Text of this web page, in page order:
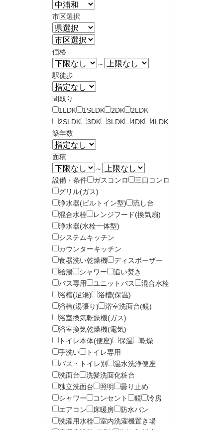
市区選択
価格
～
駅徒歩
間取り
1LDK
1SLDK 2DK
2LDK
2SLDK
3DK 3LDK 4DK
4LDK
築年数
面積
～
設備・条件
ガスコンロ
三口コンロ
グリル(ガス)
浄水器(ビルトイン型)
流し台
混合水栓
レンジフード(換気扇)
浄水器(水栓一体型)
システムキッチン
カウンターキッチン
食器洗い乾燥機
ディスポーザー
給湯
シャワー
追い焚き
バス専用
ユニットバス
混合水栓
浴槽(足湯)
浴槽(保温)
浴槽(湯張り)
浴室洗面台(鏡)
浴室換気乾燥機(ガス)
浴室換気乾燥機(電気)
トイレ本体(便座)
保温
乾燥
手洗い
トイレ専用
バス・トイレ別
温水洗浄便座
洗面台
洗髪洗面化粧台
独立洗面台
照明
曇り止め
シャワー
コンセント 鏡
冷房
エアコン
床暖房
防水パン
洗濯用水栓
室内洗濯機置き場